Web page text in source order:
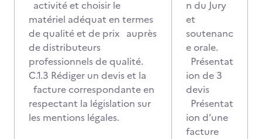
activité et choisir le
matériel adéquat en termes
de qualité et de prix auprès
de distributeurs
professionnels de qualité.
C.1.3 Rédiger un devis et la
facture correspondante en
respectant la législation sur
les mentions légales.
n du Jury
et
soutenanc
e orale.
Présentat
ion de 3
devis
Présentat
ion d’une
facture